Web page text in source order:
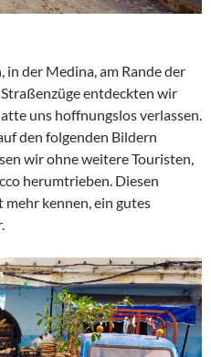
der Medina, am Rande der
entdeckten wir
uns hoffnungslos verlassen.
den folgenden Bildern
wir ohne weitere Touristen,
herumtrieben. Diesen
mehr kennen, ein gutes